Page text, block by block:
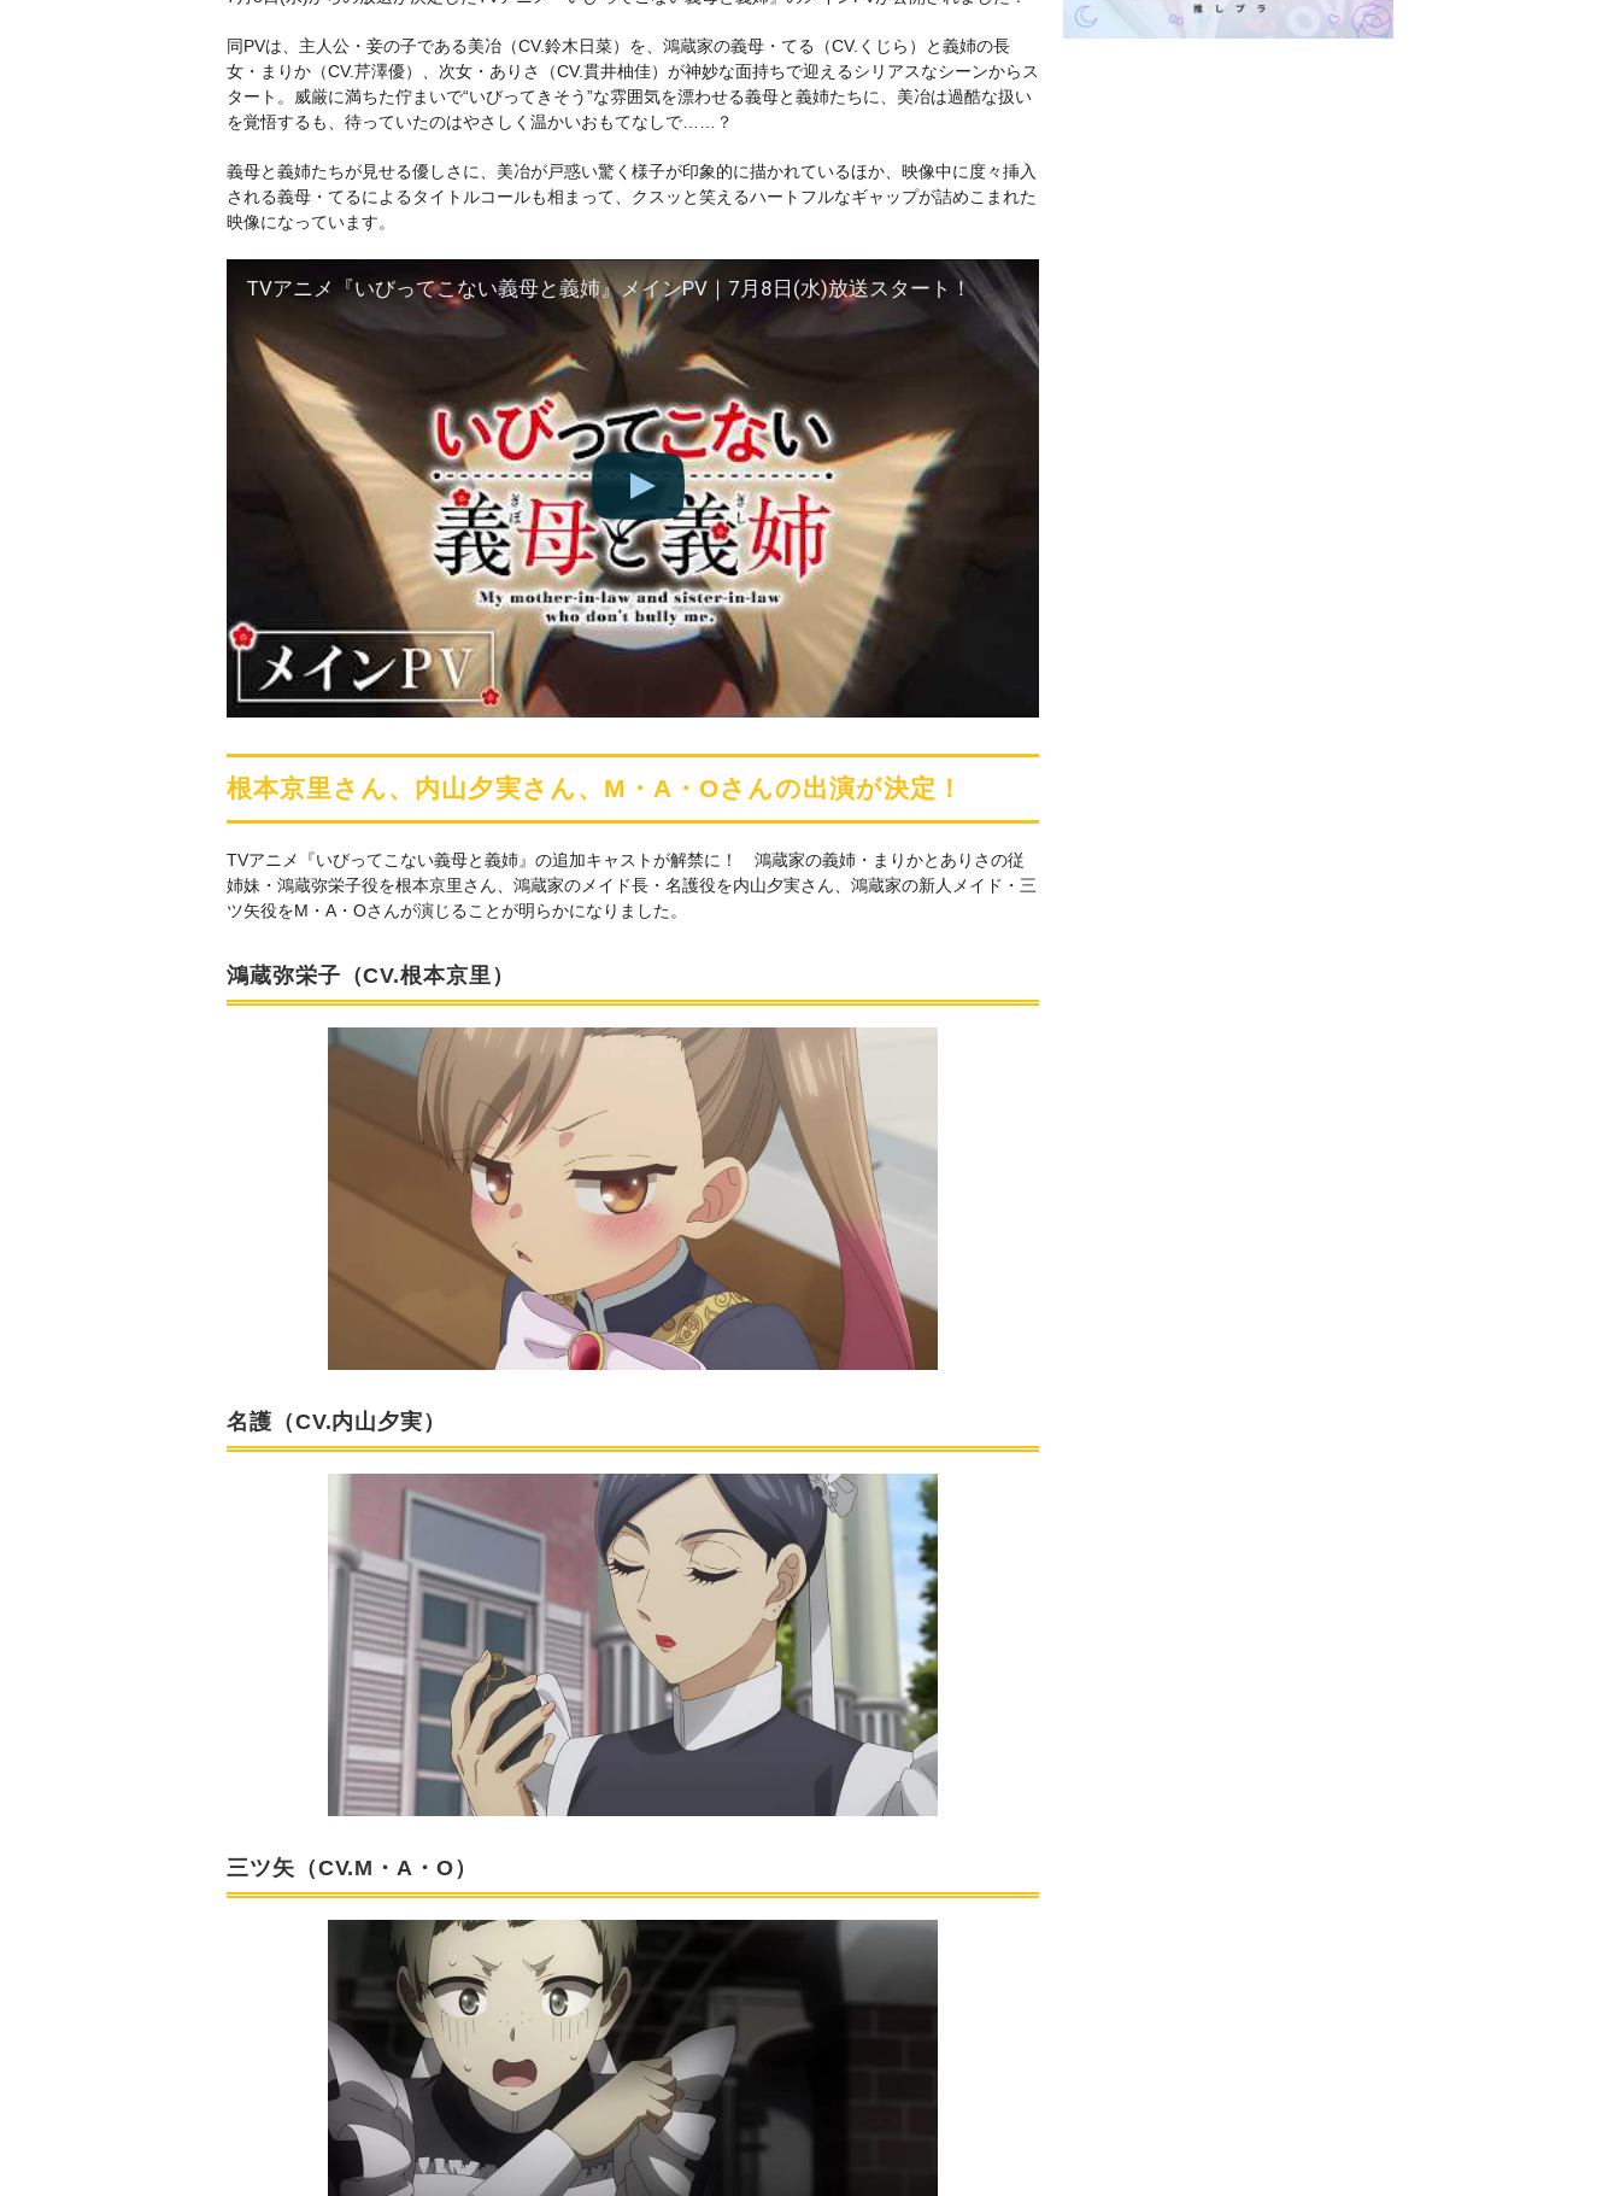
同PVは、主人公・妾の子である美冶（CV.鈴木日菜）を、鴻蔵家の義母・てる（CV.くじら）と義姉の長
女・まりか（CV.芹澤優）、次女・ありさ（CV.貫井柚佳）が神妙な面持ちで迎えるシリアスなシーンからス
タート。威厳に満ちた佇まいで“いびってきそう”な雰囲気を漂わせる義母と義姉たちに、美冶は過酷な扱い
を覚悟するも、待っていたのはやさしく温かいおもてなしで……？
義母と義姉たちが見せる優しさに、美冶が戸惑い驚く様子が印象的に描かれているほか、映像中に度々挿入
される義母・てるによるタイトルコールも相まって、クスッと笑えるハートフルなギャップが詰めこまれた
映像になっています。
TVアニメ『いびってこない義母と義姉』メインPV｜7月8日(水)放送スタート！
根本京里さん、内山夕実さん、M・A・Oさんの出演が決定！
TVアニメ『いびってこない義母と義姉』の追加キャストが解禁に！ 鴻蔵家の義姉・まりかとありさの従
姉妹・鴻蔵弥栄子役を根本京里さん、鴻蔵家のメイド長・名護役を内山夕実さん、鴻蔵家の新人メイド・三
ツ矢役をM・A・Oさんが演じることが明らかになりました。
鴻蔵弥栄子（CV.根本京里）
名護（CV.内山夕実）
三ツ矢（CV.M・A・O）